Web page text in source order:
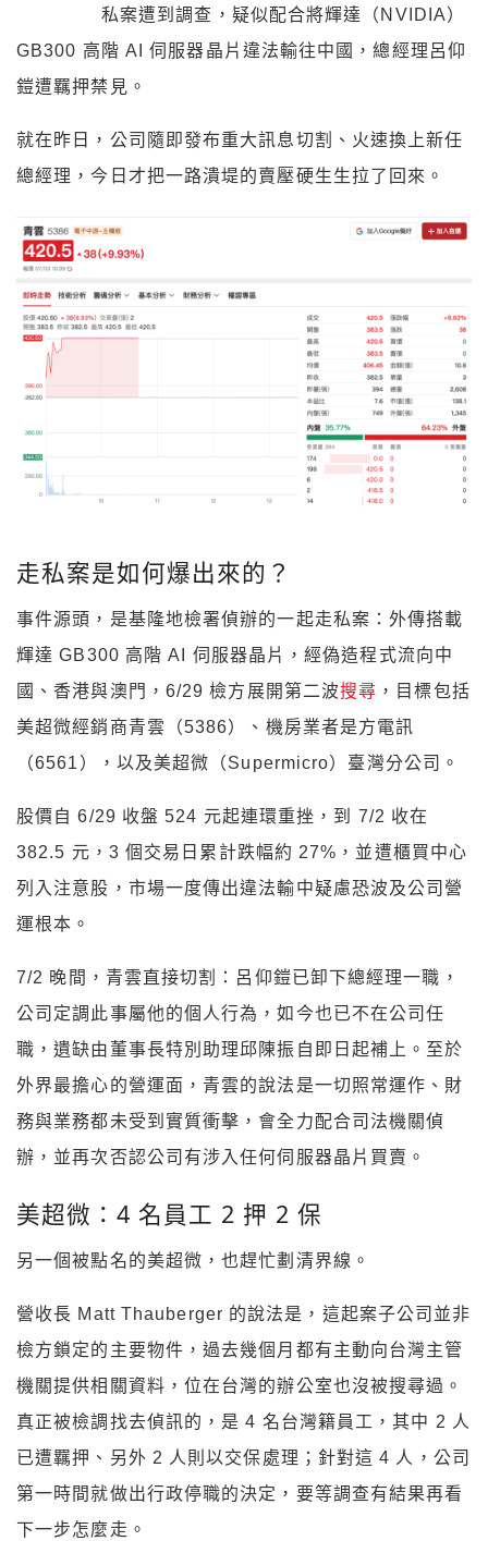
私案遭到調查，疑似配合將輝達（NVIDIA）
GB300 高階 AI 伺服器晶片違法輸往中國，總經理呂仰
鎧遭羈押禁見。
就在昨日，公司隨即發布重大訊息切割、火速換上新任
總經理，今日才把一路潰堤的賣壓硬生生拉了回來。
走私案是如何爆出來的？
事件源頭，是基隆地檢署偵辦的一起走私案：外傳搭載
輝達 GB300 高階 AI 伺服器晶片，經偽造程式流向中
國、香港與澳門，6/29 檢方展開第二波搜尋 ，目標包括
美超微經銷商青雲（5386）、機房業者是方電訊
（6561），以及美超微（Supermicro）臺灣分公司。
股價自 6/29 收盤 524 元起連環重挫，到 7/2 收在
382.5 元，3 個交易日累計跌幅約 27%，並遭櫃買中心
列入注意股，市場一度傳出違法輸中疑慮恐波及公司營
運根本。
7/2 晚間，青雲直接切割：呂仰鎧已卸下總經理一職，
公司定調此事屬他的個人行為，如今也已不在公司任
職，遺缺由董事長特別助理邱陳振自即日起補上。至於
外界最擔心的營運面，青雲的說法是一切照常運作、財
務與業務都未受到實質衝擊，會全力配合司法機關偵
辦，並再次否認公司有涉入任何伺服器晶片買賣。
美超微：4 名員工 2 押 2 保
另一個被點名的美超微，也趕忙劃清界線。
營收長 Matt Thauberger 的說法是，這起案子公司並非
檢方鎖定的主要物件，過去幾個月都有主動向台灣主管
機關提供相關資料，位在台灣的辦公室也沒被搜尋過。
真正被檢調找去偵訊的，是 4 名台灣籍員工，其中 2 人
已遭羈押、另外 2 人則以交保處理；針對這 4 人，公司
第一時間就做出行政停職的決定，要等調查有結果再看
下一步怎麼走。